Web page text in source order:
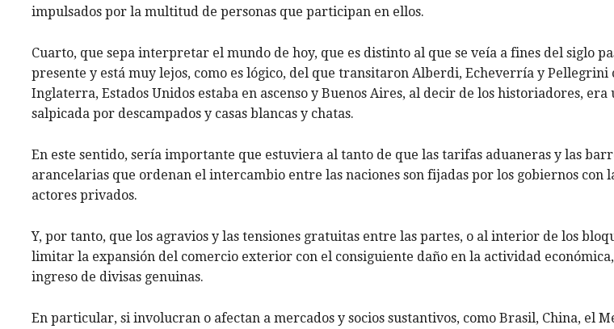
impulsados por la multitud de personas que participan en ellos.
Cuarto, que sepa interpretar el mundo de hoy, que es distinto al que se veía a fines del siglo
presente y está muy lejos, como es lógico, del que transitaron Alberdi, Echeverría y Pellegrini
Inglaterra, Estados Unidos estaba en ascenso y Buenos Aires, al decir de los historiadores,
salpicada por descampados y casas blancas y chatas.
En este sentido, sería importante que estuviera al tanto de que las tarifas aduaneras y las
arancelarias que ordenan el intercambio entre las naciones son fijadas por los gobiernos con
actores privados.
Y, por tanto, que los agravios y las tensiones gratuitas entre las partes, o al interior de los
limitar la expansión del comercio exterior con el consiguiente daño en la actividad
ingreso de divisas genuinas.
En particular, si involucran o afectan a mercados y socios sustantivos, como Brasil, China, el